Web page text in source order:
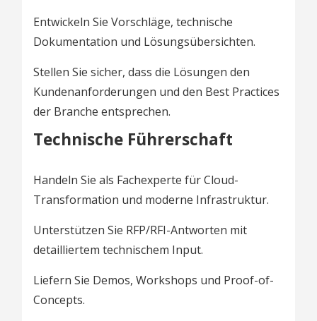
Entwickeln Sie Vorschläge, technische
Dokumentation und Lösungsübersichten.
Stellen Sie sicher, dass die Lösungen den
Kundenanforderungen und den Best Practices
der Branche entsprechen.
Technische Führerschaft
Handeln Sie als Fachexperte für Cloud-
Transformation und moderne Infrastruktur.
Unterstützen Sie RFP/RFI-Antworten mit
detailliertem technischem Input.
Liefern Sie Demos, Workshops und Proof-of-
Concepts.